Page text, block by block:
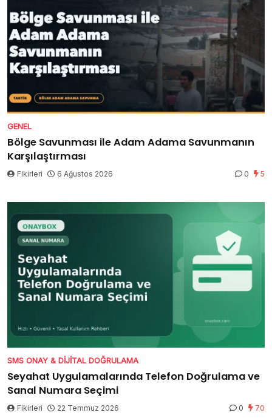
GENEL
Bölge Savunması ile Adam Adama Savunmanın
Karşılaştırması
Fikirleri 6 Ağustos 2026 0 5
SMS ONAY & DIJITAL DOĞRULAMA
Seyahat Uygulamalarında Telefon Doğrulama ve
Sanal Numara Seçimi
Fikirleri 22 Temmuz 2026 0 70